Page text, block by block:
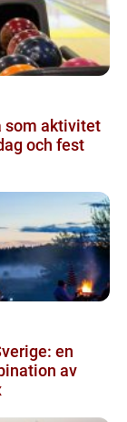
som aktivitet
och fest
en
av